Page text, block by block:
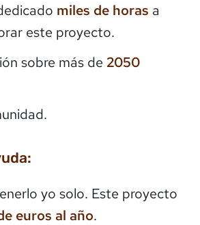
miles de horas a
este proyecto.
sobre más de 2050
yo solo. Este proyecto
euros al año.